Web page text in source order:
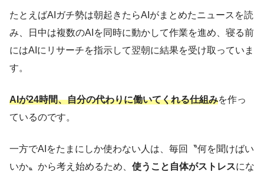
たとえばAIガチ勢は朝起きたらAIがまとめたニュースを読
み、日中は複数のAIを同時に動かして作業を進め、寝る前
にはAIにリサーチを指示して翌朝に結果を受け取っていま
す。
AIが24時間、自分の代わりに働いてくれる仕組みを作っ
ているのです。
一方でAIをたまにしか使わない人は、毎回〝何を聞けばい
いか〟から考え始めるため、 使うこと自体がストレスにな